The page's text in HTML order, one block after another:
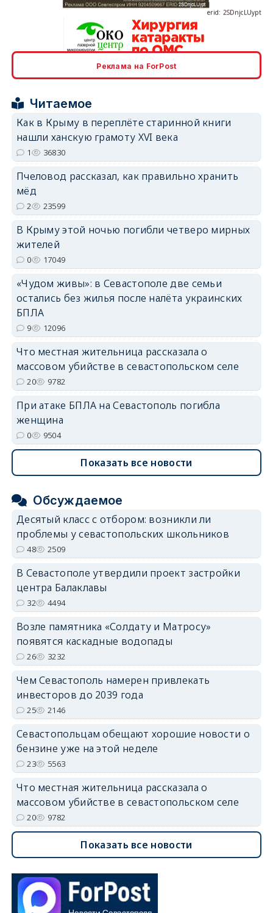
Реклама на ForPost
Читаемое
Как в Крыму в переплёте старинной книги
нашли ханскую грамоту XVI века
1 36830
Пчеловод рассказал, как правильно хранить
мёд
2 23599
В Крыму этой ночью погибли четверо мирных
жителей
0 17049
«Чудом живы»: в Севастополе две семьи
остались без жилья после налёта украинских
БПЛА
9 12096
Что местная жительница рассказала о
массовом убийстве в севастопольском селе
20 9782
При атаке БПЛА на Севастополь погибла
женщина
0 9504
Показать все новости
Обсуждаемое
Десятый класс с отбором: возникли ли
проблемы у севастопольских школьников
48 2509
В Севастополе утвердили проект застройки
центра Балаклавы
32 4494
Возле памятника «Солдату и Матросу»
появятся каскадные водопады
26 3232
Чем Севастополь намерен привлекать
инвесторов до 2039 года
25 2146
Севастопольцам обещают хорошие новости о
бензине уже на этой неделе
23 5563
Что местная жительница рассказала о
массовом убийстве в севастопольском селе
20 9782
Показать все новости